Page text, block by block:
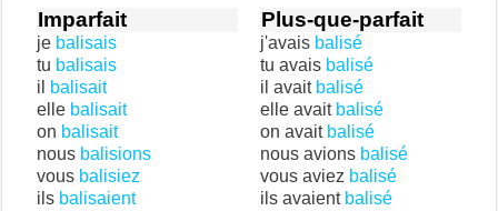
Imparfait
je balisais
tu balisais
il
balisait
elle balisait
on balisait
nous balisions
vous balisiez
ils balisaient
Plus-que-parfait
j'avais balisé
tu avais balisé
il avait balisé
elle avait balisé
on avait balisé
nous avions balisé
vous aviez balisé
ils avaient balisé